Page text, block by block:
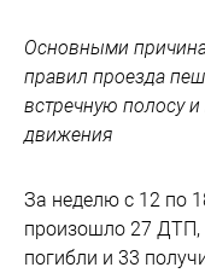
Основными
правил проезда
встречную полосу
движения
За неделю с 12 по
произошло 27 ДТП,
погибли и 33